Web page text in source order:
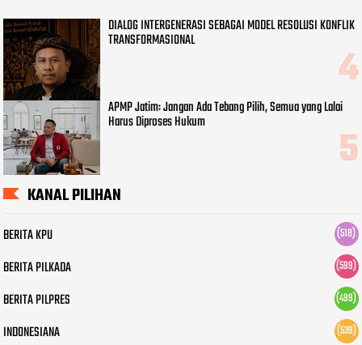
DIALOG INTERGENERASI SEBAGAI MODEL RESOLUSI KONFLIK
TRANSFORMASIONAL
APMP Jatim: Jangan Ada Tebang Pilih, Semua yang Lalai
Harus Diproses Hukum
KANAL PILIHAN
BERITA KPU (518)
BERITA PILKADA (599)
BERITA PILPRES (499)
INDONESIANA (539)